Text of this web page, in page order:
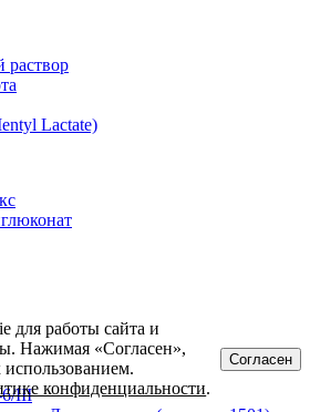
раствор
Lactate)
III
для работы сайта и
Нажимая «Согласен»,
использованием.
конфиденциальности.
Согласен